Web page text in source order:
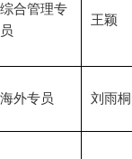
综合管理专
员
王颖
海外专员 刘雨桐